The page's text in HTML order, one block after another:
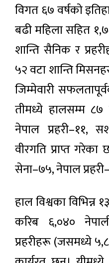
विगत ६७ वर्षको
बढी महिला सहित
शान्ति सैनिक र
५२ वटा शान्ति
जिम्मेवारी
तीमध्ये हालसम्म ८७
नेपाल प्रहरी–११,
वीरगति प्राप्त
सेना–७५, नेपाल
हाल विश्वका विभिन्न
करिब ६,०४०
प्रहरीहरू (जसमध्ये